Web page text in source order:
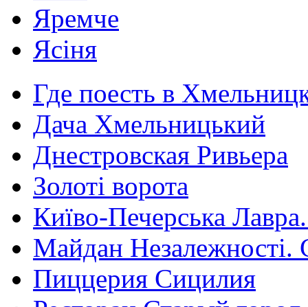
Яремче
Ясіня
Где поесть в
Дача Хмельницький
Днестровская Ривьера
Золоті ворота
Київо-Печерська
Майдан Незалежності.
Пиццерия Сицилия